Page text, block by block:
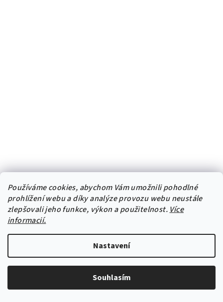
Používáme cookies, abychom Vám umožnili pohodlné
prohlížení webu a díky analýze provozu webu neustále
zlepšovali jeho funkce, výkon a použitelnost. Více
informacií.
Nastavení
Souhlasím
Samolepící textilní tapeta "Horská louka"
920 Kč